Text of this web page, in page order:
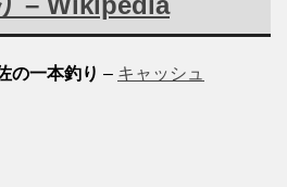
の一本釣り – キャッシュ